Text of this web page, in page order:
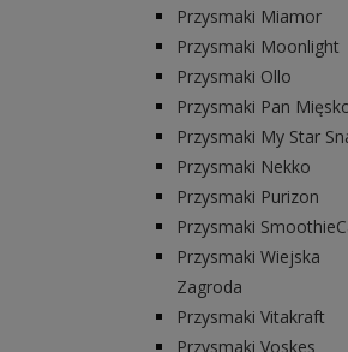
Przysmaki Miamor
Przysmaki Moonlight
Przysmaki Ollo
Przysmaki Pan
Przysmaki My Star
Przysmaki Nekko
Przysmaki Purizon
Przysmaki
Przysmaki Wiejska
Zagroda
Przysmaki Vitakraft
Przysmaki Voskes